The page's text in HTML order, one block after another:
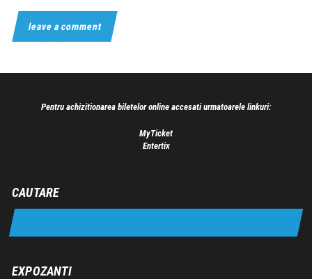
Pentru achizitionarea biletelor online accesati urmatoarele linkuri:
MyTicket
Entertix
CAUTARE
EXPOZANTI